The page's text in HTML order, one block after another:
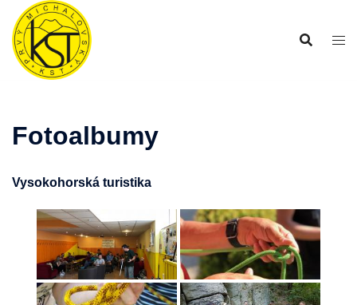
Preskočiť
obsah
Fotoalbumy
Vysokohorská turistika